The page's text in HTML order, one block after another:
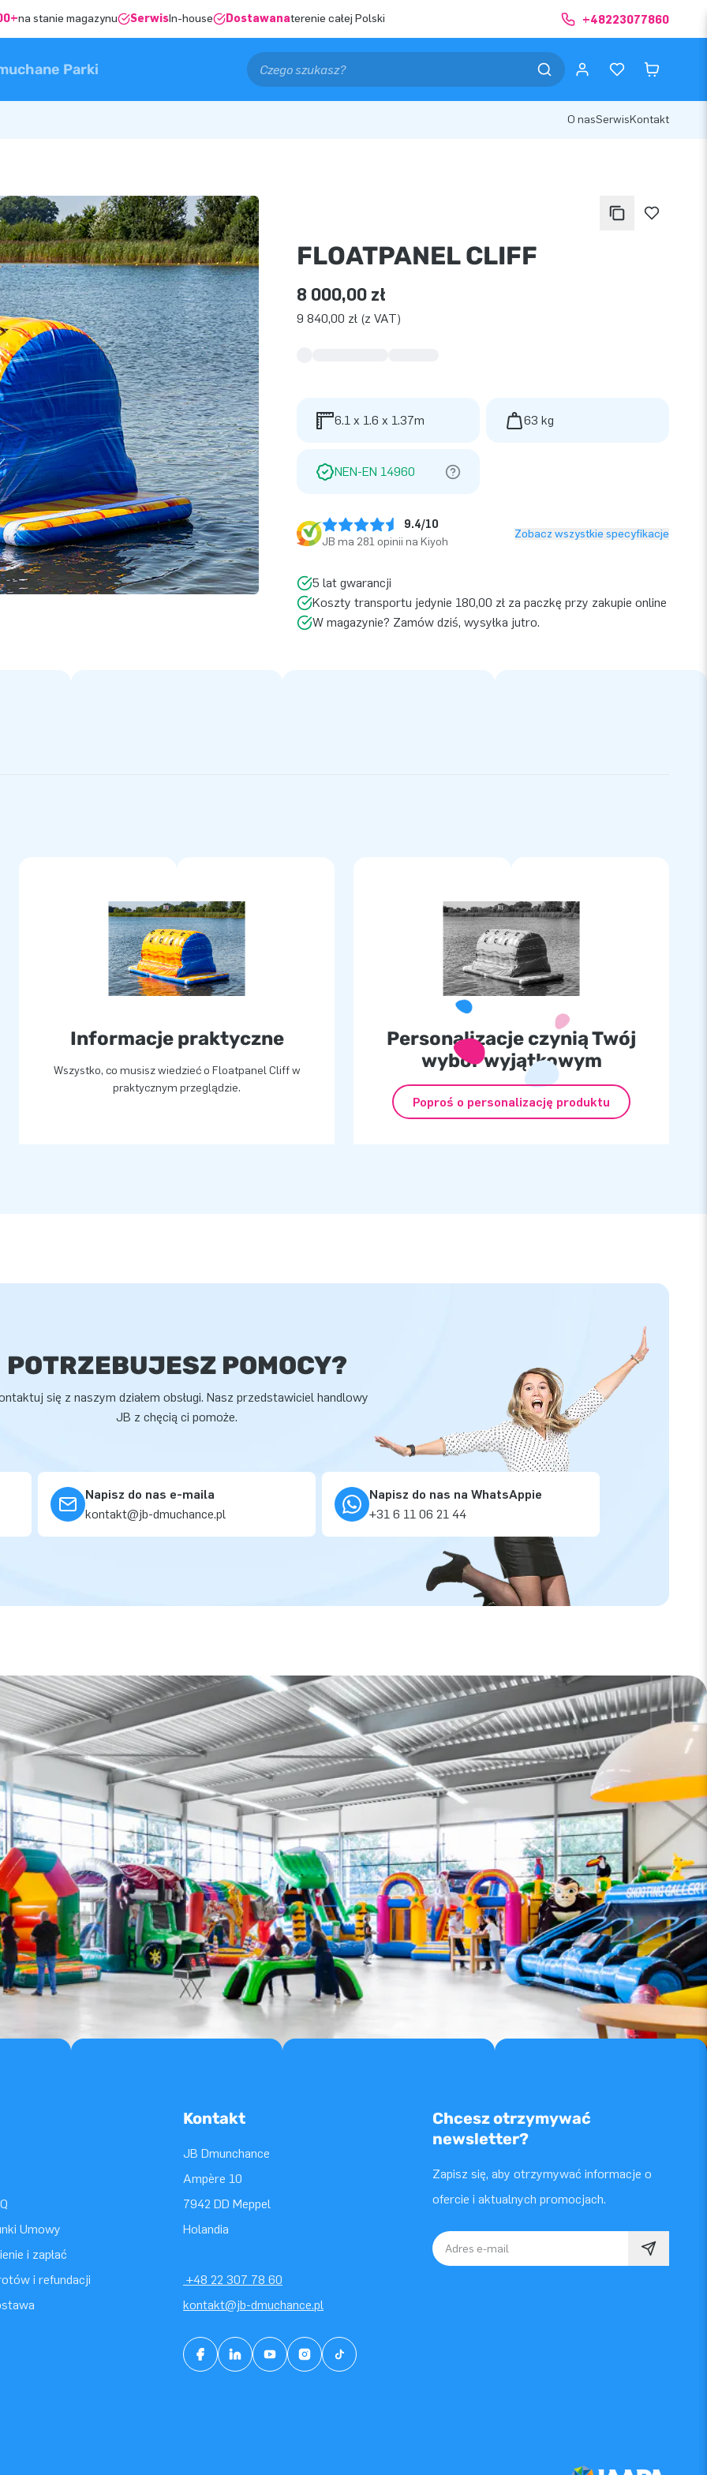
na stanie magazynu SerwisIn-house Dostawanaterenie całej Polski +48223077860
Parki
O nasSerwisKontakt
FLOATPANEL CLIFF
8 000,00 zł
9 840,00 zł (z VAT)
6.1 x 1.6 x 1.37m 63 kg
NEN-EN 14960
9.4/10
JB ma 281 opinii na Kiyoh
Zobacz wszystkie specyfikacje
5 lat gwarancji
Koszty transportu jedynie 180,00 zł za paczkę przy zakupie online
W magazynie? Zamów dziś, wysyłka jutro.
Informacje praktyczne
Wszystko, co musisz wiedzieć o Floatpanel Cliff w
praktycznym przeglądzie.
Personalizacje czynią Twój
wybór wyjątkowym
Poproś o personalizację produktu
POTRZEBUJESZ POMOCY?
się z naszym działem obsługi. Nasz przedstawiciel handlowy
JB z chęcią ci pomoże.
Napisz do nas e-maila
kontakt@jb-dmuchance.pl
Napisz do nas na WhatsAppie
+31 6 11 06 21 44
Umowy
i zapłać
i refundacji
Kontakt
JB Dmunchance
Ampère 10
7942 DD Meppel
Holandia
+48 22 307 78 60
kontakt@jb-dmuchance.pl
Chcesz otrzymywać
newsletter?
Zapisz się, aby otrzymywać informacje o
ofercie i aktualnych promocjach.
Adres e-mail